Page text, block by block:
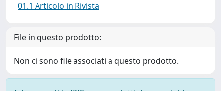
01.1 Articolo in Rivista
File in questo prodotto:
Non ci sono file associati a questo prodotto.